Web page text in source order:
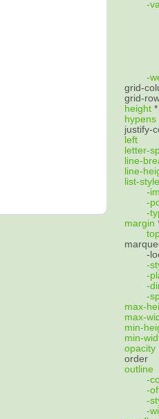
-
-
grid-
grid-
height *
hypens
justify-
left
letter-
line-
line-
list-style
-
-
-
margin
-
-
-
-
-
max-
max-
min-
min-
opacity
order
outline
-
-
-
-